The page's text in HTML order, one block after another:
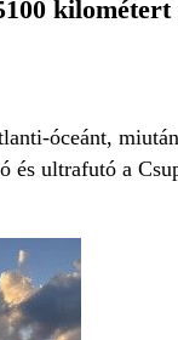
óceánt,
és ultrafutó a